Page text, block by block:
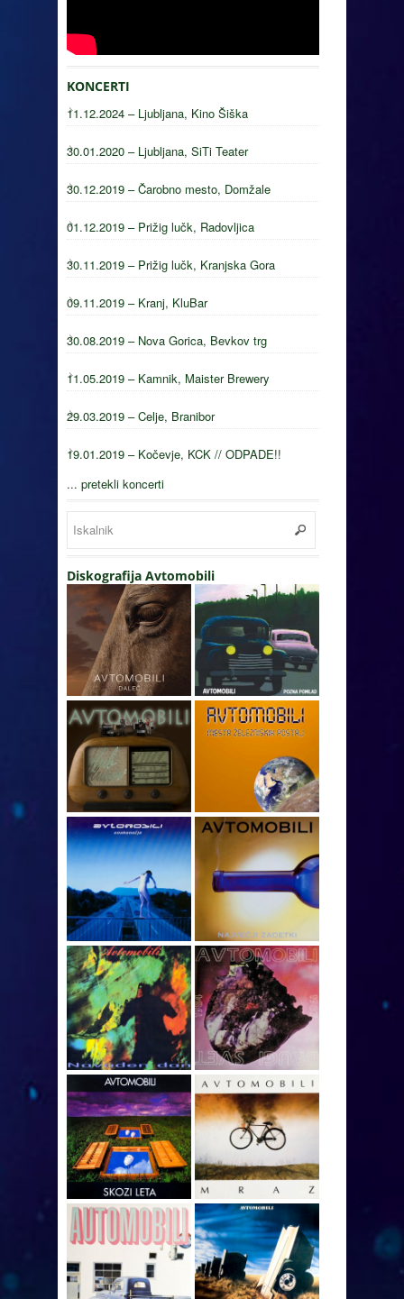
KONCERTI
11.12.2024 – Ljubljana, Kino Šiška
30.01.2020 – Ljubljana, SiTi Teater
30.12.2019 – Čarobno mesto, Domžale
01.12.2019 – Prižig lučk, Radovljica
30.11.2019 – Prižig lučk, Kranjska Gora
09.11.2019 – Kranj, KluBar
30.08.2019 – Nova Gorica, Bevkov trg
11.05.2019 – Kamnik, Maister Brewery
29.03.2019 – Celje, Branibor
19.01.2019 – Kočevje, KCK // ODPADE!!
... pretekli koncerti
Diskografija Avtomobili